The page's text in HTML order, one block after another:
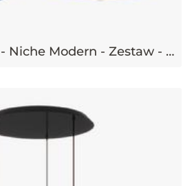
Lampa wisząca - Niche Modern - Zestaw - Pod, Oculo, Stamen, Aurora